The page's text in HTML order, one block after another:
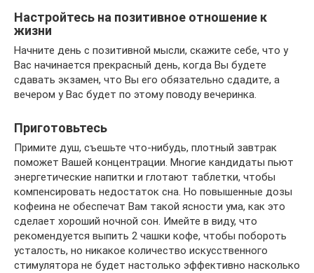
Настройтесь на позитивное отношение к
жизни
Начните день с позитивной мысли, скажите себе, что у
Вас начинается прекрасный день, когда Вы будете
сдавать экзамен, что Вы его обязательно сдадите, а
вечером у Вас будет по этому поводу вечеринка.
Приготовьтесь
Примите душ, съешьте что-нибудь, плотный завтрак
поможет Вашей концентрации. Многие кандидаты пьют
энергетические напитки и глотают таблетки, чтобы
компенсировать недостаток сна. Но повышенные дозы
кофеина не обеспечат Вам такой ясности ума, как это
сделает хороший ночной сон. Имейте в виду, что
рекомендуется выпить 2 чашки кофе, чтобы побороть
усталость, но никакое количество искусственного
стимулятора не будет настолько эффективно насколько